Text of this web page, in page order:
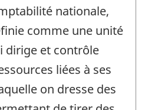
nationale,
comme une unité
dirige et contrôle
liées à ses
on dresse des